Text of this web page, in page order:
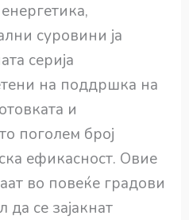
суровини ја
серија
на поддршка на
и
поголем број
ефикасност. Овие
во повеќе градови
се зајакнат